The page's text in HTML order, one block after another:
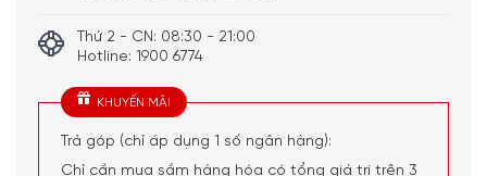
Máy giặt Miele WCG670 WPS TDos với các bộ phận được kiểm
nghiệm để đạt được độ bền, ổn định lâu dài
Thứ 2 - CN: 08:30 - 21:00
Hotline: 1900 6774
KHUYẾN MÃI
Trả góp (chỉ áp dụng 1 số ngân hàng):
Chỉ cần mua sắm hàng hóa có tổng giá trị trên 3